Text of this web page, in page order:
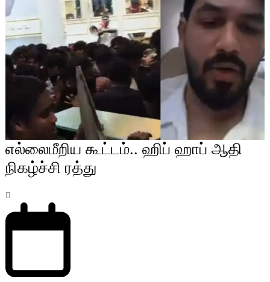
எல்லைமீறிய கூட்டம்.. ஹிப் ஹாப் ஆதி
நிகழ்ச்சி ரத்து